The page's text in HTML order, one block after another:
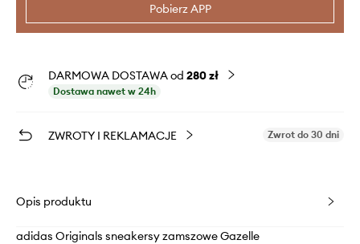
Pobierz APP
DARMOWA DOSTAWA od 280 zł
Dostawa nawet w 24h
ZWROTY I REKLAMACJE Zwrot do 30 dni
Opis produktu
adidas Originals sneakersy zamszowe Gazelle